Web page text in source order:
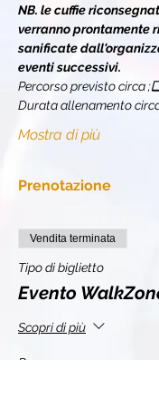
NB. le cuffie
verranno prontamente
sanificate
eventi successivi.
Percorso previsto circa ;
Durata allenamento
Mostra di più
Prenotazione
Vendita terminata
Tipo di biglietto
Evento
Scopri di più
Prezzo